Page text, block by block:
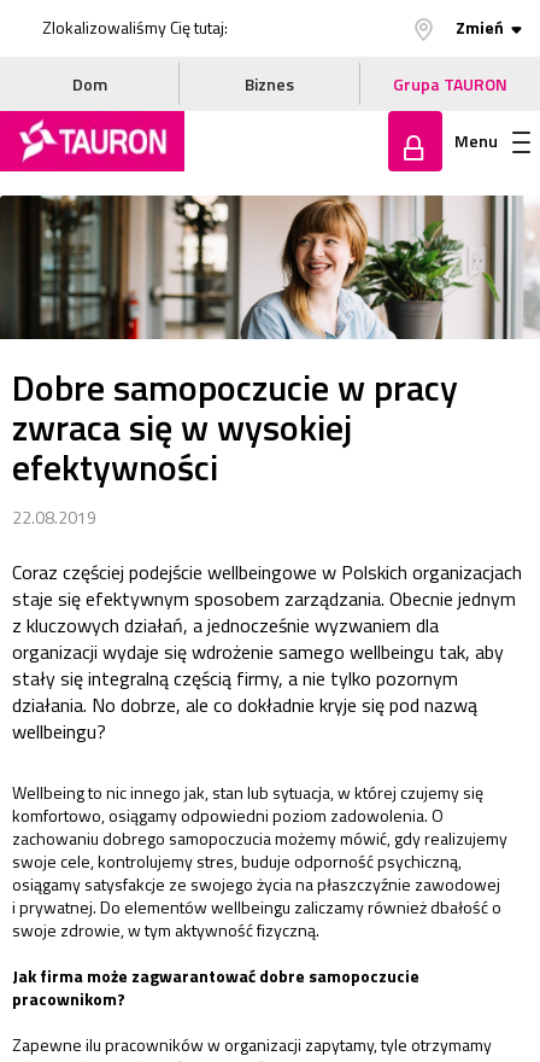
Zlokalizowaliśmy Cię tutaj: Zmień
Dom Biznes Grupa TAURON
się
Menu
Dobre samopoczucie w pracy
zwraca się w wysokiej
efektywności
22.08.2019
Coraz częściej podejście wellbeingowe w Polskich organizacjach
staje się efektywnym sposobem zarządzania. Obecnie jednym
z kluczowych działań, a jednocześnie wyzwaniem dla
organizacji wydaje się wdrożenie samego wellbeingu tak, aby
stały się integralną częścią firmy, a nie tylko pozornym
działania. No dobrze, ale co dokładnie kryje się pod nazwą
wellbeingu?
Wellbeing to nic innego jak, stan lub sytuacja, w której czujemy się
komfortowo, osiągamy odpowiedni poziom zadowolenia. O
zachowaniu dobrego samopoczucia możemy mówić, gdy realizujemy
swoje cele, kontrolujemy stres, buduje odporność psychiczną,
osiągamy satysfakcje ze swojego życia na płaszczyźnie zawodowej
i prywatnej. Do elementów wellbeingu zaliczamy również dbałość o
swoje zdrowie, w tym aktywność fizyczną.
Jak firma może zagwarantować dobre samopoczucie
pracownikom?
Zapewne ilu pracowników w organizacji zapytamy, tyle otrzymamy